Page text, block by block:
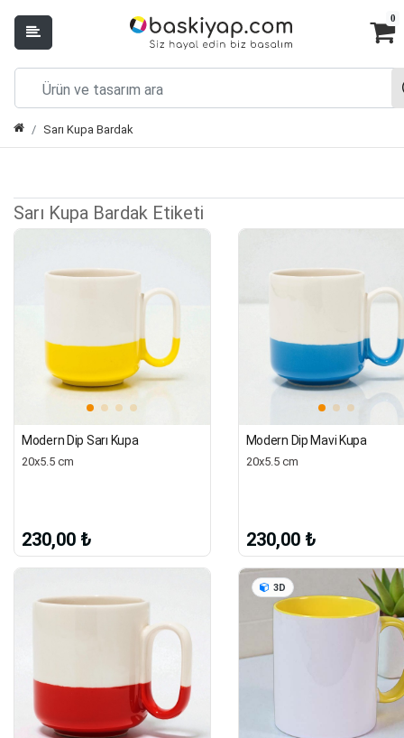
0
Sarı Kupa Bardak
Sarı Kupa Bardak Etiketi
Modern Dip Sarı Kupa
20x5.5 cm
230,00 ₺
Modern Dip Mavi Kupa
20x5.5 cm
230,00 ₺
3D